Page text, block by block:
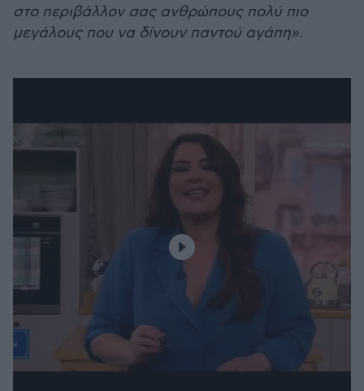
στο περιβάλλον σας ανθρώπους πολύ πιο
μεγάλους που να δίνουν παντού αγάπη».